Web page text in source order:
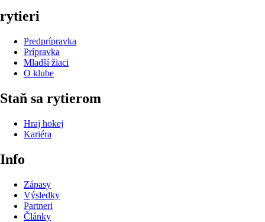
rytieri
Predprípravka
Prípravka
Mladší žiaci
O klube
Staň sa rytierom
Hraj hokej
Kariéra
Info
Zápasy
Výsledky
Partneri
Články